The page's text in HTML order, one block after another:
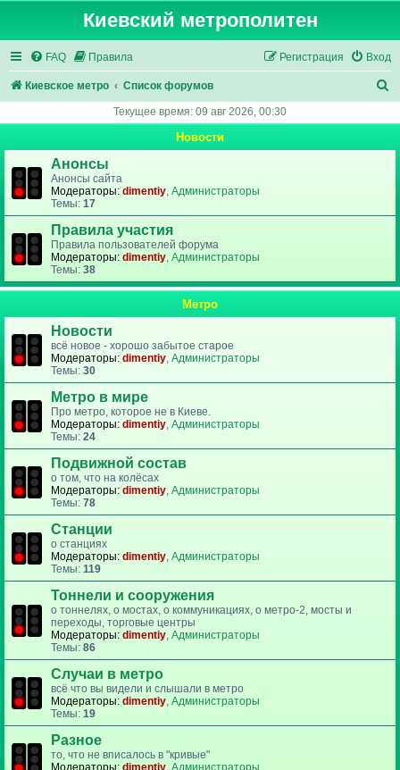
Киевский метрополитен
FAQ Правила Вход
Регистрация
Киевское метро Список форумов
Текущее время: 09 авг 2026, 00:30
Новости
Анонсы
Анонсы сайта
Модераторы: dimentiy, Администраторы
Темы: 17
Правила участия
Правила пользователей форума
Модераторы: dimentiy, Администраторы
Темы: 38
Метро
Новости
всё новое - хорошо забытое старое
Модераторы: dimentiy, Администраторы
Темы: 30
Метро в мире
Про метро, которое не в Киеве.
Модераторы: dimentiy, Администраторы
Темы: 24
Подвижной состав
о том, что на колёсах
Модераторы: dimentiy, Администраторы
Темы: 78
Станции
о станциях
Модераторы: dimentiy, Администраторы
Темы: 119
Тоннели и сооружения
о тоннелях, о мостах, о коммуникациях, о метро-2, мосты и
переходы, торговые центры
Модераторы: dimentiy, Администраторы
Темы: 86
Случаи в метро
всё что вы видели и слышали в метро
Модераторы: dimentiy, Администраторы
Темы: 19
Разное
то, что не вписалось в "кривые"
Модераторы: dimentiy, Администраторы